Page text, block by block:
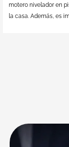
motero nivelador en
la casa. Además, es